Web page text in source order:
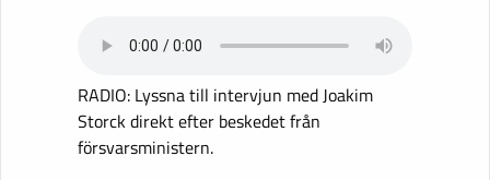
RADIO: Lyssna till intervjun med Joakim
Storck direkt efter beskedet från
försvarsministern.